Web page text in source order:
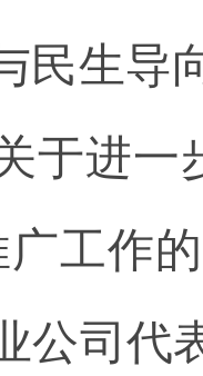
民生导
于进一
工作
公司